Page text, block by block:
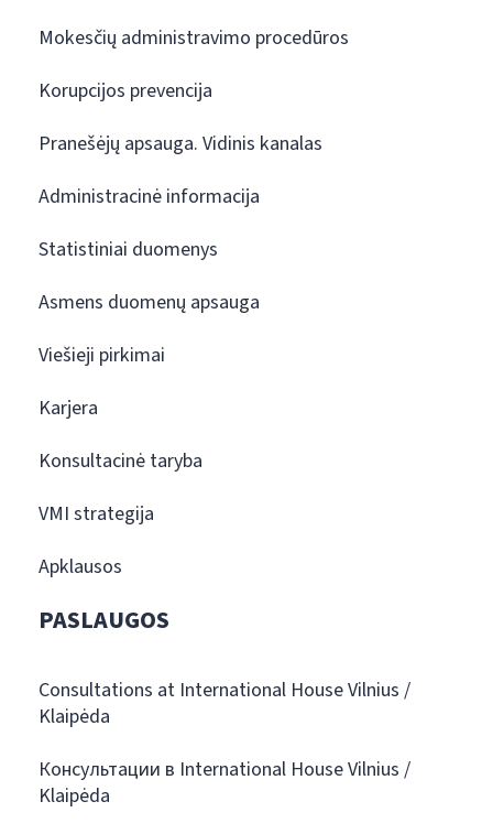
Mokesčių administravimo procedūros
Korupcijos prevencija
Pranešėjų apsauga. Vidinis kanalas
Administracinė informacija
Statistiniai duomenys
Asmens duomenų apsauga
Viešieji pirkimai
Karjera
Konsultacinė taryba
VMI strategija
Apklausos
PASLAUGOS
Consultations at International House Vilnius /
Klaipėda
Консультации в International House Vilnius /
Klaipėda